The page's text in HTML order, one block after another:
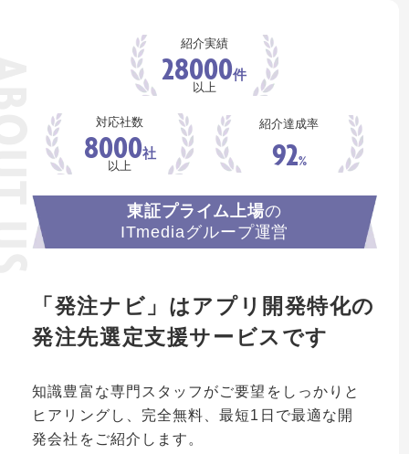
US
紹介実績
28000件
以上
対応社数
8000社
以上
紹介達成率
92%
東証プライム上場の
ITmediaグループ運営
「発注ナビ」はアプリ開発特化の
発注先選定支援サービスです
知識豊富な専門スタッフがご要望をしっかりと
ヒアリングし、完全無料、最短1日で最適な開
発会社をご紹介します。